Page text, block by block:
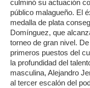
culminó su actuación
público malagueño. El
medalla de plata
Domínguez, que
torneo de gran nivel.
primeros puestos del
la profundidad del
masculina, Alejandro
al tercer escalón del